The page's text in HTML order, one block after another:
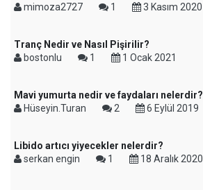
mimoza2727
1 3 Kasım 2020
Tranç Nedir ve Nasıl Pişirilir?
bostonlu
1 1 Ocak 2021
Mavi yumurta nedir ve faydaları nelerdir?
Hüseyin.Turan
2 6 Eylül 2019
Libido artıcı yiyecekler nelerdir?
serkan engin
1 18 Aralık 2020